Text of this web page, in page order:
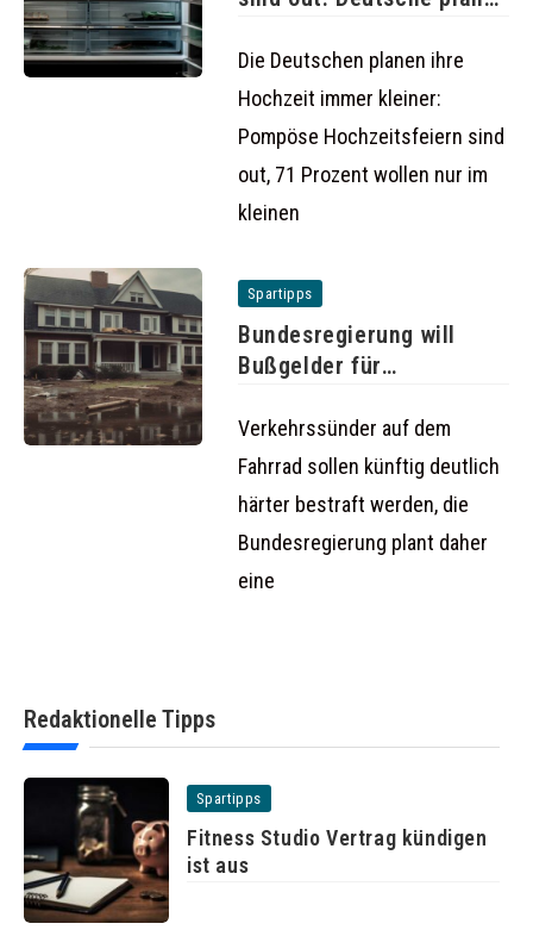
Die Deutschen planen ihre
Hochzeit immer kleiner:
Pompöse Hochzeitsfeiern sind
out, 71 Prozent wollen nur im
kleinen
Spartipps
Bundesregierung will
Bußgelder für
Verkehrssünder auf dem
Fahrrad sollen künftig deutlich
härter bestraft werden, die
Bundesregierung plant daher
eine
Redaktionelle Tipps
Spartipps
Fitness Studio Vertrag kündigen
ist aus